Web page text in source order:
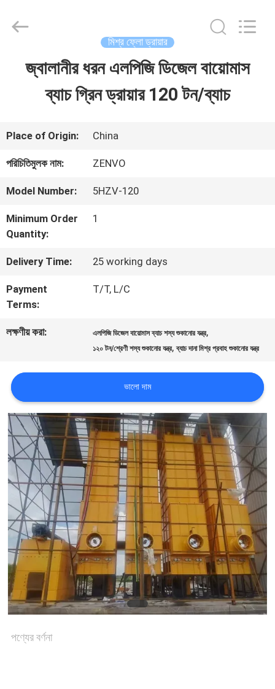
আমাদের
সম্পর্কে
কারখানা
ভ্রমণ
মান
নিয়ন্ত্রণ
যোগাযোগ
করুন
খবর
উদ্ধৃতির
জন্য
আবেদন
সাইট
ম্যাপ
TECHNOLOGY
মিশ্র ফ্লো ড্রায়ার
জ্বালানীর ধরন এলপিজি ডিজেল বায়োমাস
ব্যাচ গ্রিন ড্রায়ার 120 টন/ব্যাচ
Place of Origin: China
পরিচিতিমুলক নাম: ZENVO
Model Number: 5HZV-120
Minimum Order
Quantity:
1
Delivery Time: 25 working days
Payment
Terms:
T/T, L/C
লক্ষণীয় করা: এলপিজি ডিজেল বায়োমাস ব্যাচ শস্য শুকানোর যন্ত্র,
১২০ টন/শ্রেণী শস্য শুকানোর যন্ত্র,ব্যাচ দানা মিশ্র প্রবাহ শুকানোর যন্ত্র
ভালো দাম
পণ্যের বর্ণনা